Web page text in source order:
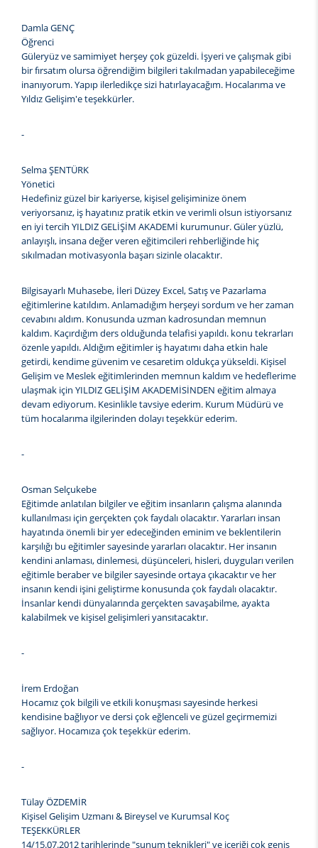
Damla GENÇ
Öğrenci
Güleryüz ve samimiyet herşey çok güzeldi. İşyeri ve çalışmak gibi
bir fırsatım olursa öğrendiğim bilgileri takılmadan yapabileceğime
inanıyorum. Yapıp ilerledikçe sizi hatırlayacağım. Hocalarıma ve
Yıldız Gelişim'e teşekkürler.
-
Selma ŞENTÜRK
Yönetici
Hedefiniz güzel bir kariyerse, kişisel gelişiminize önem
veriyorsanız, iş hayatınız pratik etkin ve verimli olsun istiyorsanız
en iyi tercih YILDIZ GELİŞİM AKADEMİ kurumunur. Güler yüzlü,
anlayışlı, insana değer veren eğitimcileri rehberliğinde hiç
sıkılmadan motivasyonla başarı sizinle olacaktır.
Bilgisayarlı Muhasebe, İleri Düzey Excel, Satış ve Pazarlama
eğitimlerine katıldım. Anlamadığım herşeyi sordum ve her zaman
cevabını aldım. Konusunda uzman kadrosundan memnun
kaldım. Kaçırdığım ders olduğunda telafisi yapıldı. konu tekrarları
özenle yapıldı. Aldığım eğitimler iş hayatımı daha etkin hale
getirdi, kendime güvenim ve cesaretim oldukça yükseldi. Kişisel
Gelişim ve Meslek eğitimlerinden memnun kaldım ve hedeflerime
ulaşmak için YILDIZ GELİŞİM AKADEMİSİNDEN eğitim almaya
devam ediyorum. Kesinlikle tavsiye ederim. Kurum Müdürü ve
tüm hocalarıma ilgilerinden dolayı teşekkür ederim.
-
Osman Selçukebe
Eğitimde anlatılan bilgiler ve eğitim insanların çalışma alanında
kullanılması için gerçekten çok faydalı olacaktır. Yararları insan
hayatında önemli bir yer edeceğinden eminim ve beklentilerin
karşılığı bu eğitimler sayesinde yararları olacaktır. Her insanın
kendini anlaması, dinlemesi, düşünceleri, hisleri, duyguları verilen
eğitimle beraber ve bilgiler sayesinde ortaya çıkacaktır ve her
insanın kendi işini geliştirme konusunda çok faydalı olacaktır.
İnsanlar kendi dünyalarında gerçekten savaşabilme, ayakta
kalabilmek ve kişisel gelişimleri yansıtacaktır.
-
İrem Erdoğan
Hocamız çok bilgili ve etkili konuşması sayesinde herkesi
kendisine bağlıyor ve dersi çok eğlenceli ve güzel geçirmemizi
sağlıyor. Hocamıza çok teşekkür ederim.
-
Tülay ÖZDEMİR
Kişisel Gelişim Uzmanı & Bireysel ve Kurumsal Koç
TEŞEKKÜRLER
14/15.07.2012 tarihlerinde "sunum teknikleri" ve içeriği çok geniş